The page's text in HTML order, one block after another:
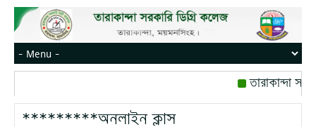
তারাকান্দা
রোজ বৃহস্পতিবার।
*********অনলাইন ক্লাস